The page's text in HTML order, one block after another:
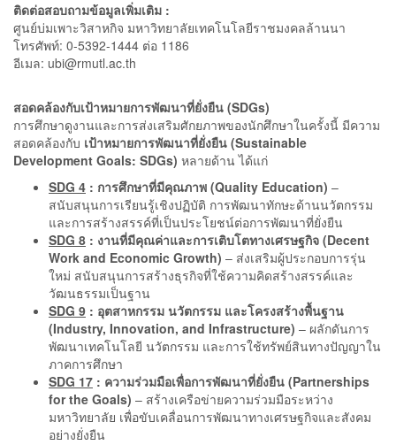
ติดต่อสอบถามข้อมูลเพิ่มเติม :
ศูนย์บ่มเพาะวิสาหกิจ มหาวิทยาลัยเทคโนโลยีราชมงคลล้านนา
โทรศัพท์: 0-5392-1444 ต่อ 1186
อีเมล: ubi@rmutl.ac.th
สอดคล้องกับเป้าหมายการพัฒนาที่ยั่งยืน (SDGs)
การศึกษาดูงานและการส่งเสริมศักยภาพของนักศึกษาในครั้งนี้ มีความ
สอดคล้องกับ เป้าหมายการพัฒนาที่ยั่งยืน (Sustainable
Development Goals: SDGs) หลายด้าน ได้แก่
SDG 4 : การศึกษาที่มีคุณภาพ (Quality Education) –
สนับสนุนการเรียนรู้เชิงปฏิบัติ การพัฒนาทักษะด้านนวัตกรรม
และการสร้างสรรค์ที่เป็นประโยชน์ต่อการพัฒนาที่ยั่งยืน
SDG 8 : งานที่มีคุณค่าและการเติบโตทางเศรษฐกิจ (Decent
Work and Economic Growth) – ส่งเสริมผู้ประกอบการรุ่น
ใหม่ สนับสนุนการสร้างธุรกิจที่ใช้ความคิดสร้างสรรค์และ
วัฒนธรรมเป็นฐาน
SDG 9 : อุตสาหกรรม นวัตกรรม และโครงสร้างพื้นฐาน
(Industry, Innovation, and Infrastructure) – ผลักดันการ
พัฒนาเทคโนโลยี นวัตกรรม และการใช้ทรัพย์สินทางปัญญาใน
ภาคการศึกษา
SDG 17 : ความร่วมมือเพื่อการพัฒนาที่ยั่งยืน (Partnerships
for the Goals) – สร้างเครือข่ายความร่วมมือระหว่าง
มหาวิทยาลัย เพื่อขับเคลื่อนการพัฒนาทางเศรษฐกิจและสังคม
อย่างยั่งยืน